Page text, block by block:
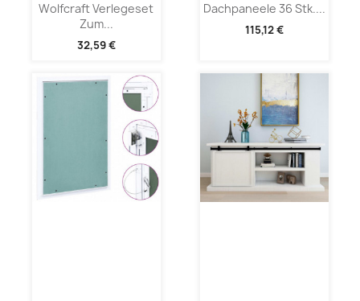
Wolfcraft Verlegeset
Zum...
32,59 €
Dachpaneele 36 Stk....
115,12 €